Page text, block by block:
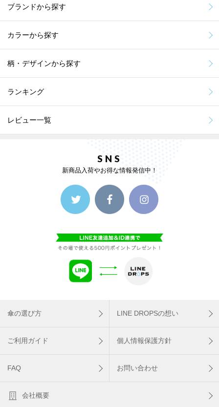
ブランドから探す
カラーから探す
柄・デザインから探す
ランキング
レビュー一覧
SNS
新商品入荷やお得な情報発信中！
傘の選び方 LINE DROPSの想い
ご利用ガイド 個人情報保護方針
FAQ お問い合わせ
会社概要